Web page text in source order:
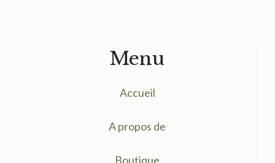
Menu
Accueil
A propos de
Boutique